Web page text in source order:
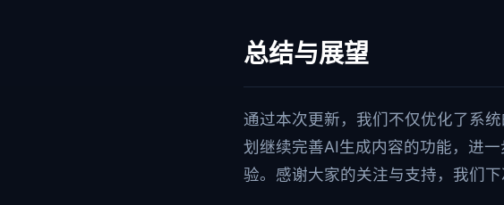
总结与展望
通过本次更新，我们不仅优化了系
划继续完善AI生成内容的功能，进
验。感谢大家的关注与支持，我们下